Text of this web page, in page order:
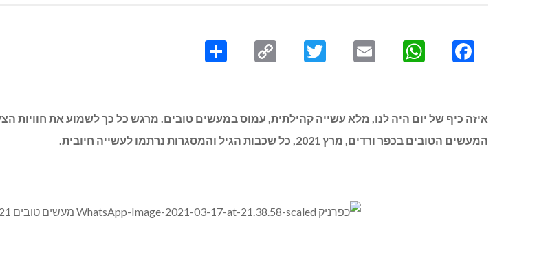
Facebook
WhatsApp
Email
Twitter
Copy
איזה כיף של יום היה לנו, מלא עשייה קהילתית, עמוס במעשים טובים. מרגש כל כך לשמוע את חוויות
המעשים הטובים בכפר ורדים, מרץ 2021, כל שכבות הגיל והמסגרות נרתמו לעשייה חיובית.